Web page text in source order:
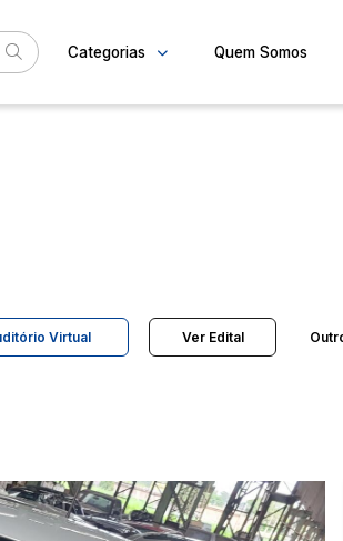
Categorias
eletrônicos
Quem Somos
Virtual Ver Edital